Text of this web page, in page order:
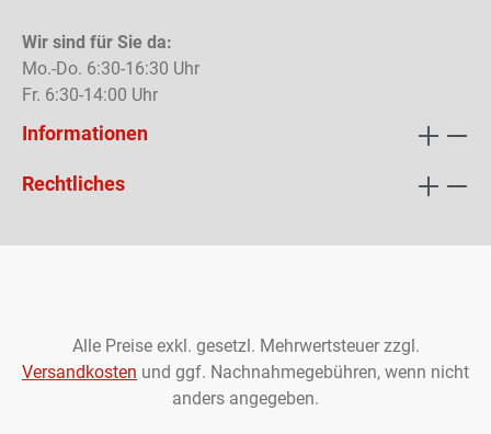
Wir sind für Sie da:
Mo.-Do. 6:30-16:30 Uhr
Fr. 6:30-14:00 Uhr
Informationen
Rechtliches
Alle Preise exkl. gesetzl. Mehrwertsteuer zzgl.
Versandkosten und ggf. Nachnahmegebühren, wenn nicht
anders angegeben.